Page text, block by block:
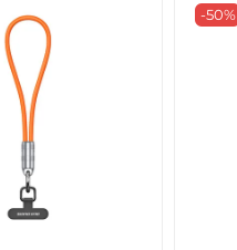
-50%